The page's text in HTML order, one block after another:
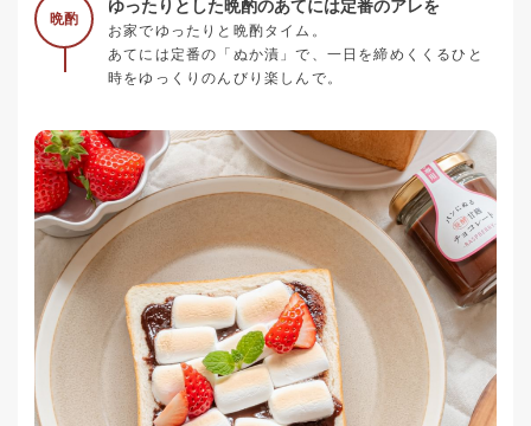
晩酌
ゆったりとした晩酌のあてには定番のアレを
お家でゆったりと晩酌タイム。
あてには定番の「ぬか漬」で、一日を締めくくるひと
時をゆっくりのんびり楽しんで。